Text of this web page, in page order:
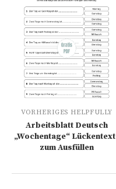
VORHERIGES HELPFULLY
Arbeitsblatt Deutsch
„Wochentage“
zum Ausfüllen